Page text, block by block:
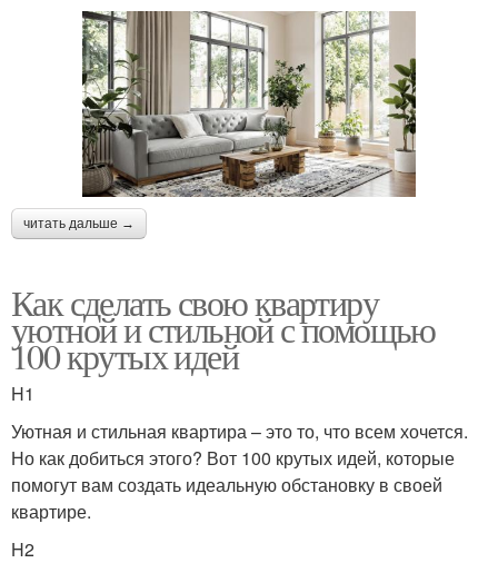
читать дальше →
Как сделать свою квартиру
уютной и стильной с помощью
100 крутых идей
H1
Уютная и стильная квартира – это то, что всем хочется.
Но как добиться этого? Вот 100 крутых идей, которые
помогут вам создать идеальную обстановку в своей
квартире.
H2